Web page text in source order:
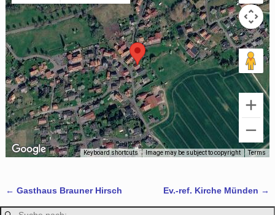
Keyboard shortcuts Image may be subject to copyright Terms
Artikelnavigation
← Gasthaus Brauner Hirsch Ev.-ref. Kirche Münden →